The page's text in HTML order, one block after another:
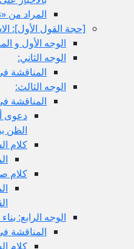
المراد من
[حجة القول الأول‏]:
الوجه الأول و
الوجه الثاني:
المناقشة
الوجه الثالث:
المناقشة
دعوى
الظن
كلام
كلام
الوجه الرابع:
المناقشة
كلام